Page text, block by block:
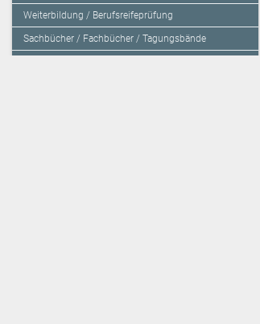
Weiterbildung / Berufsreifeprüfung
Sachbücher / Fachbücher / Tagungsbände